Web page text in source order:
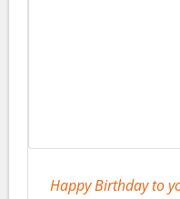
Happy Birthday to